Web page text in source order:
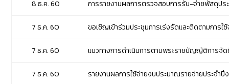
8 ธ.ค. 60 การรายงานผลการตรวจสอบการรับ-จ่ายพัสดุประ
7 ธ.ค. 60 ขอเชิญเข้าร่วมประชุมการเร่งรัดและติดตามการ
7 ธ.ค. 60 แนวทางการดำเนินการตามพระราชบัญญัติการจั
7 ธ.ค. 60 รายงานผลการใช้จ่ายงบประมาณรายจ่ายประจำปี